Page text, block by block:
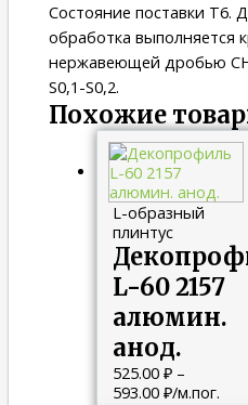
Состояние поставки Т6.
обработка выполняется
нержавеющей дробью
S0,1-S0,2.
Похожие
L-образный
плинтус
L-60 2157
алюмин.
анод.
525.00₽ –
593.00₽/м.пог.